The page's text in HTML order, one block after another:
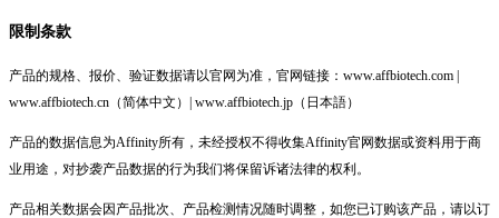
限制条款
产品的规格、报价、验证数据请以官网为准，官网链接：www.affbiotech.com |
www.affbiotech.cn（简体中文）| www.affbiotech.jp（日本語）
产品的数据信息为Affinity所有，未经授权不得收集Affinity官网数据或资料用于商
业用途，对抄袭产品数据的行为我们将保留诉诸法律的权利。
产品相关数据会因产品批次、产品检测情况随时调整，如您已订购该产品，请以订